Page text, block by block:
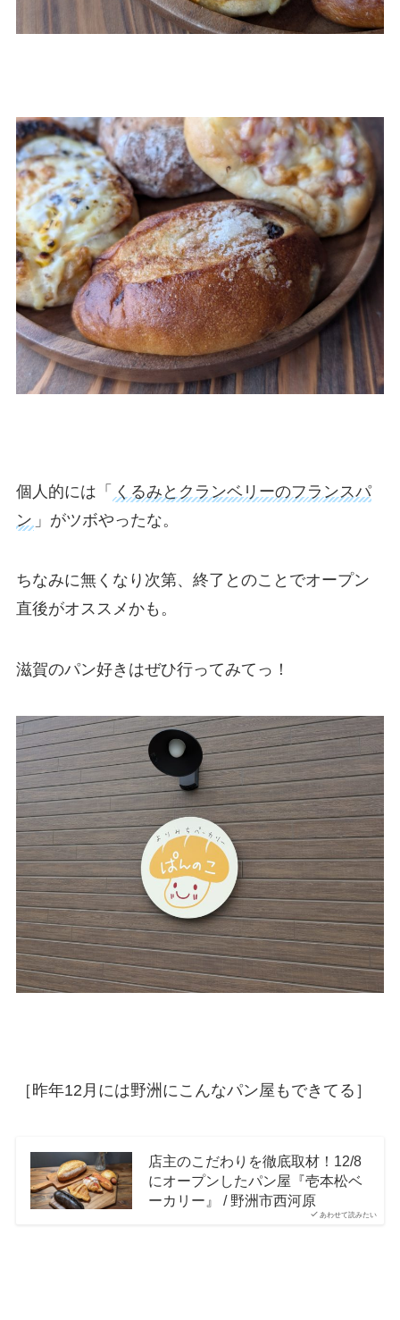
個人的には「 くるみとクランベリーのフランスパ
ン 」がツボやったな。
ちなみに無くなり次第、終了とのことでオープン
直後がオススメかも。
滋賀のパン好きはぜひ行ってみてっ！
［昨年12月には野洲にこんなパン屋もできてる］
あわせて読みたい
店主のこだわりを徹底取材！12/8
にオープンしたパン屋『壱本松ベ
ーカリー』 / 野洲市西河原